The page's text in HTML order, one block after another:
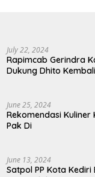
July 22, 2024
Rapimcab Gerindra
Dukung Dhito
June 25, 2024
Rekomendasi Kuliner
Pak Di
June 13, 2024
Satpol PP Kota